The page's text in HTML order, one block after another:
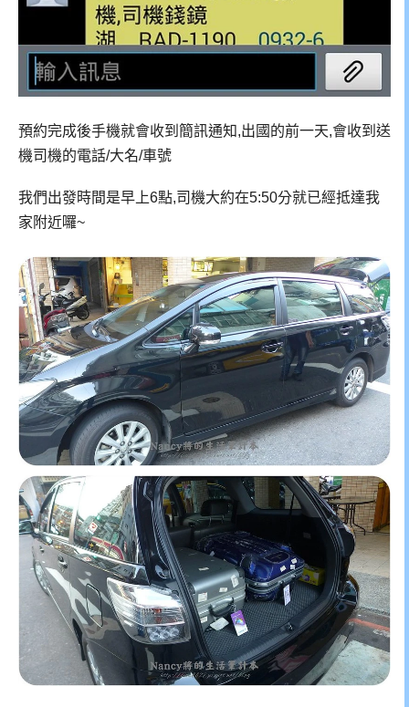
預約完成後手機就會收到簡訊通知,出國的前一天,會收到送
機司機的電話/大名/車號
我們出發時間是早上6點,司機大約在5:50分就已經抵達我
家附近囉~